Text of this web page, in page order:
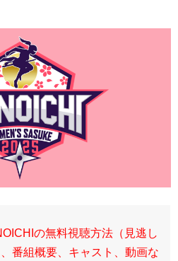
の無料視聴方法（見逃し
番組概要、キャスト、動画な